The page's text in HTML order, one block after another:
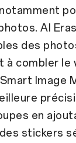
AI
des
combler le
Image
en
stickers